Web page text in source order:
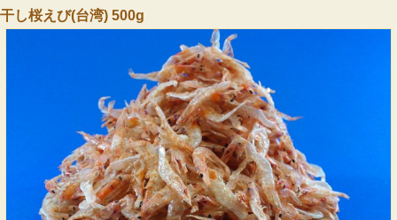
干し桜えび(台湾) 500g